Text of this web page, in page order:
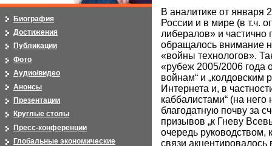
В аналитике от января
России и в мире (в т.ч.
либералов» и
обращалось внимание
«войны технологов».
«рубеж 2005/2006 года
войнам“ и „колдовским
Интернета и, в
каббалистами“ (на него
благодатную почву за
призывов „к Гневу
очередь руководством,
связи
Биография
Достижения
Публикации
Фото
Аудио/видео
Анонсы
Презентации
Круглые столы
Пресс-конференции
Глобальные экономические